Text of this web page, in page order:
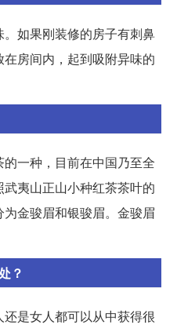
如果刚装修的房子有刺鼻
房间内，起到吸附异味的
一种，目前在中国乃至全
夷山正山小种红茶茶叶的
金骏眉和银骏眉。金骏眉
？
是女人都可以从中获得很